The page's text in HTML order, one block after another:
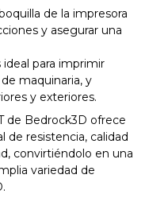
de la impresora
y asegurar una
ideal para imprimir
maquinaria, y
y exteriores.
de Bedrock3D ofrece
de resistencia, calidad
convirtiéndolo en una
variedad de